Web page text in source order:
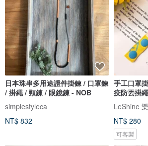
日本珠串多用途證件掛鍊 / 口罩鍊
/ 掛繩 / 頸鍊 / 眼鏡鍊 - NOB
simplestyleca
NT$ 832
手工口罩
疫防丟掛
LeShine
NT$ 280
可客製